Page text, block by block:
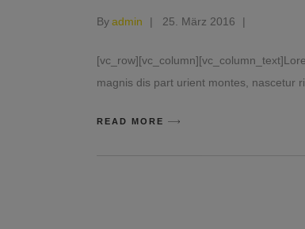
Byadmin 25. März 2016
magnis dis part urient montes, nascetur
READ MORE